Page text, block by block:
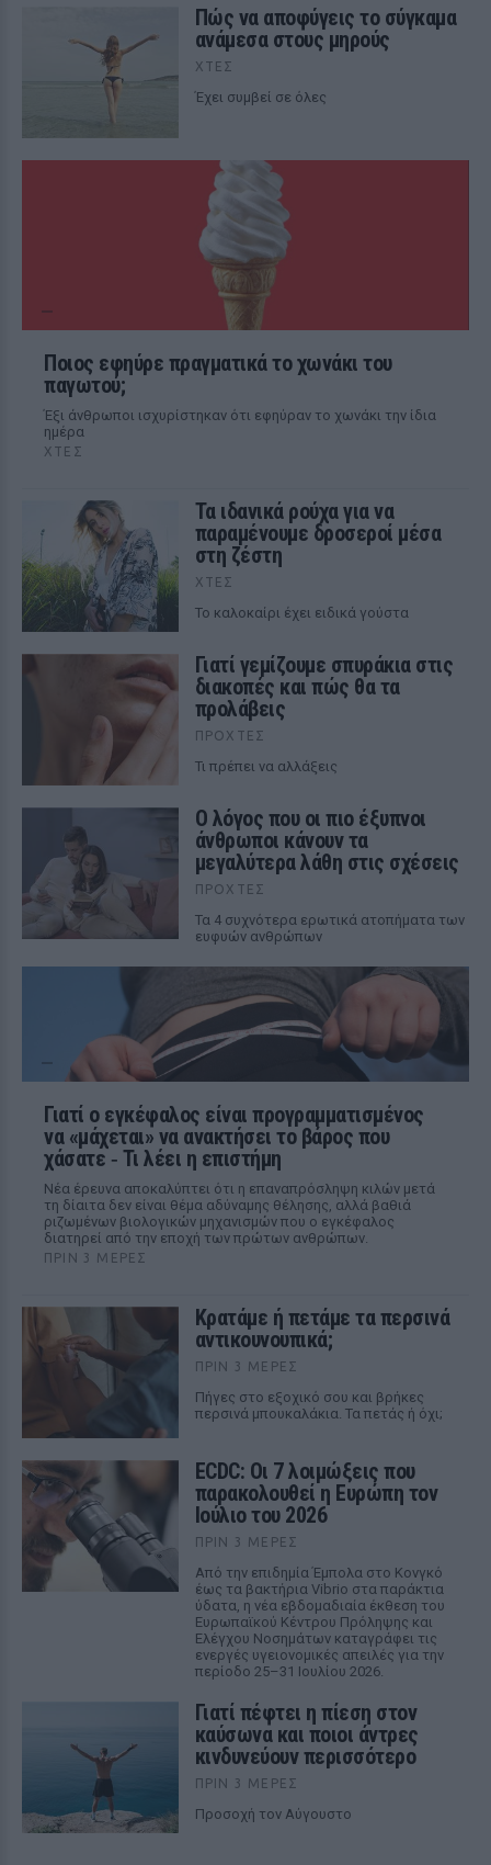
Πώς να αποφύγεις το σύγκαμα
ανάμεσα στους μηρούς
ΧΤΕΣ
Έχει συμβεί σε όλες
Ποιος εφηύρε πραγματικά το χωνάκι του
παγωτού;
Έξι άνθρωποι ισχυρίστηκαν ότι εφηύραν το χωνάκι την ίδια
ημέρα
ΧΤΕΣ
Τα ιδανικά ρούχα για να
παραμένουμε δροσεροί μέσα
στη ζέστη
ΧΤΕΣ
To καλοκαίρι έχει ειδικά γούστα
Γιατί γεμίζουμε σπυράκια στις
διακοπές και πώς θα τα
προλάβεις
ΠΡΟΧΤΈΣ
Τι πρέπει να αλλάξεις
Ο λόγος που οι πιο έξυπνοι
άνθρωποι κάνουν τα
μεγαλύτερα λάθη στις σχέσεις
ΠΡΟΧΤΈΣ
Τα 4 συχνότερα ερωτικά ατοπήματα των
ευφυών ανθρώπων
Γιατί ο εγκέφαλος είναι προγραμματισμένος
να «μάχεται» να ανακτήσει το βάρος που
χάσατε ‑ Τι λέει η επιστήμη
Νέα έρευνα αποκαλύπτει ότι η επαναπρόσληψη κιλών μετά
τη δίαιτα δεν είναι θέμα αδύναμης θέλησης, αλλά βαθιά
ριζωμένων βιολογικών μηχανισμών που ο εγκέφαλος
διατηρεί από την εποχή των πρώτων ανθρώπων.
ΠΡΙΝ 3 ΜΈΡΕΣ
Κρατάμε ή πετάμε τα περσινά
αντικουνουπικά;
ΠΡΙΝ 3 ΜΈΡΕΣ
Πήγες στο εξοχικό σου και βρήκες
περσινά μπουκαλάκια. Τα πετάς ή όχι;
ECDC: Οι 7 λοιμώξεις που
παρακολουθεί η Ευρώπη τον
Ιούλιο του 2026
ΠΡΙΝ 3 ΜΈΡΕΣ
Από την επιδημία Έμπολα στο Κονγκό
έως τα βακτήρια Vibrio στα παράκτια
ύδατα, η νέα εβδομαδιαία έκθεση του
Ευρωπαϊκού Κέντρου Πρόληψης και
Ελέγχου Νοσημάτων καταγράφει τις
ενεργές υγειονομικές απειλές για την
περίοδο 25–31 Ιουλίου 2026.
Γιατί πέφτει η πίεση στον
καύσωνα και ποιοι άντρες
κινδυνεύουν περισσότερο
ΠΡΙΝ 3 ΜΈΡΕΣ
Προσοχή τον Αύγουστο